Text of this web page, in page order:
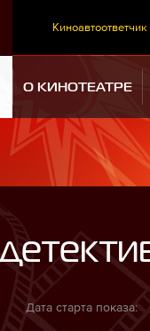
Киноавтоответчик
О КИНОТЕАТРЕ
Дата старта показа: